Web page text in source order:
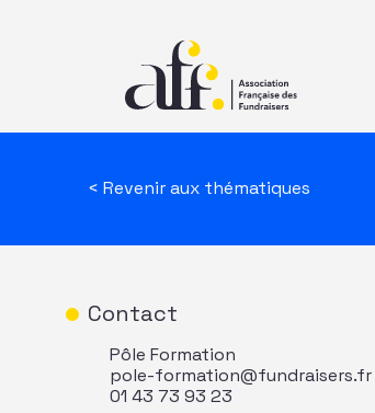
< Revenir aux thématiques
Contact
Pôle Formation
pole-formation@fundraisers.fr
01 43 73 93 23